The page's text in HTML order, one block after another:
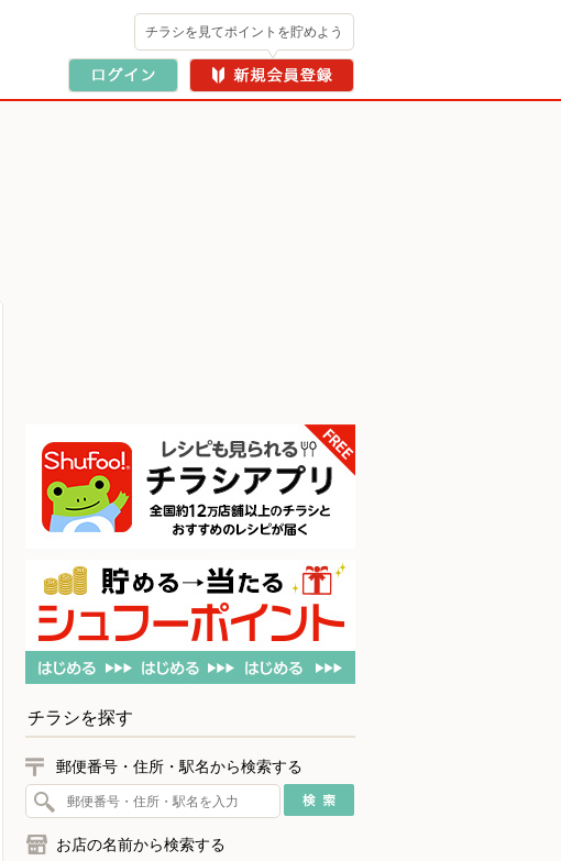
チラシを見てポイントを貯めよう
チラシを探す
郵便番号・住所・駅名から検索する
お店の名前から検索する